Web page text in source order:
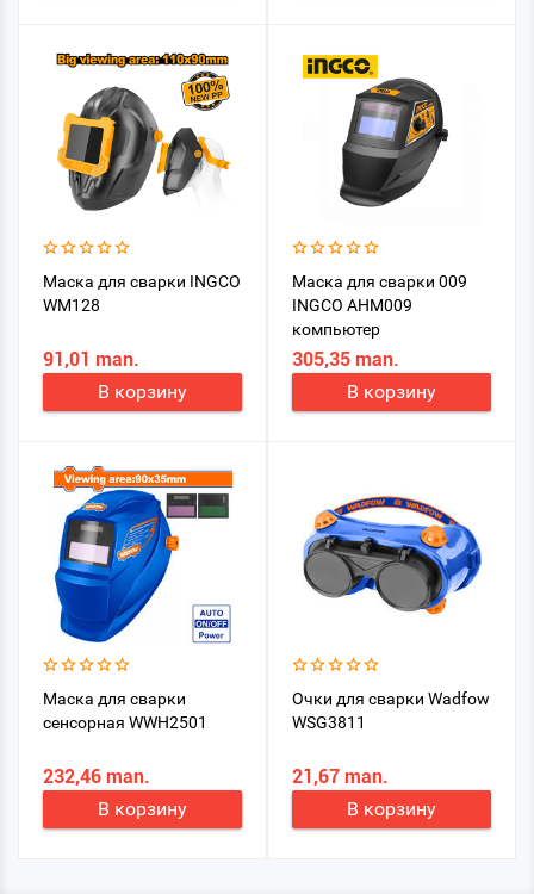
Маска для сварки INGCO
WM128
91,01 man.
В корзину
Маска для сварки 009
INGCO AHM009
компьютер
305,35 man.
В корзину
Маска для сварки
сенсорная WWH2501
232,46 man.
В корзину
Очки для сварки Wadfow
WSG3811
21,67 man.
В корзину